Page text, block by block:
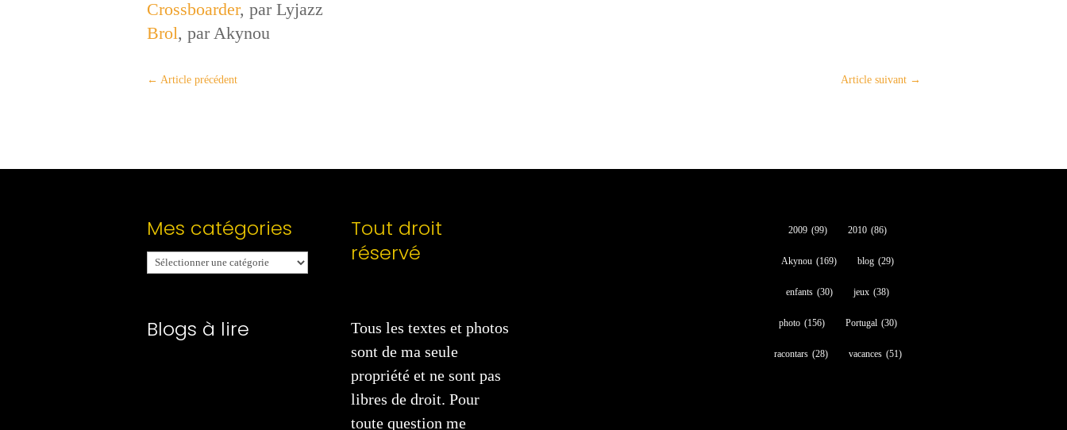
Crossboarder, par Lyjazz
Brol, par Akynou
← Article précédent Article suivant→
Mes catégories
Mes
catégories
Blogs à lire
Tout droit
réservé
Tous les textes et photos
sont de ma seule
propriété et ne sont pas
libres de droit. Pour
toute question me
2009 (99) 2010 (86)
Akynou (169) blog (29)
enfants (30) jeux (38)
photo (156) Portugal (30)
racontars (28) vacances (51)